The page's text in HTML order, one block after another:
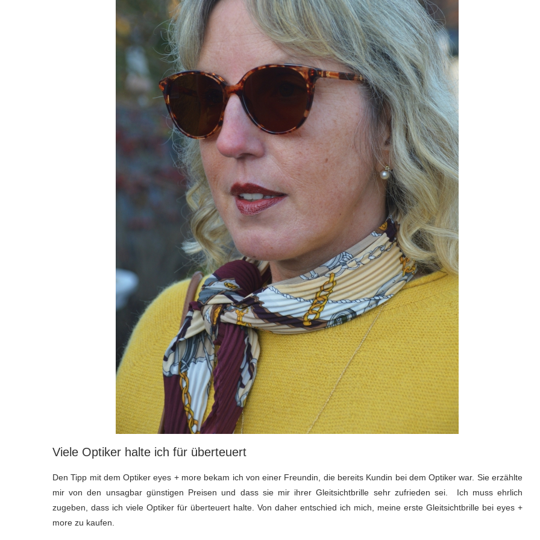
Viele Optiker halte ich für überteuert
Den Tipp mit dem Optiker eyes + more bekam ich von einer Freundin, die bereits Kundin bei dem Optiker war. Sie erzählte
mir von den unsagbar günstigen Preisen und dass sie mir ihrer Gleitsichtbrille sehr zufrieden sei. Ich muss ehrlich
zugeben, dass ich viele Optiker für überteuert halte. Von daher entschied ich mich, meine erste Gleitsichtbrille bei eyes +
more zu kaufen.